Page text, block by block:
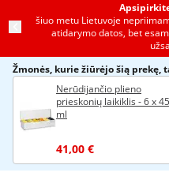
šiuo metu Lietuvoje
atidarymo datos, bet
Žmonės, kurie žiūrėjo šią prekę,
Nerūdijančio plieno
prieskonių laikiklis - 6 x
ml
41,00 €